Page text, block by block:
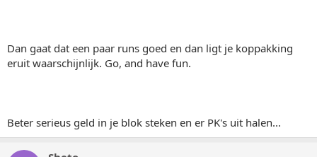
Dan gaat dat een paar runs goed en dan ligt je koppakking
eruit waarschijnlijk. Go, and have fun.
Beter serieus geld in je blok steken en er PK's uit halen...